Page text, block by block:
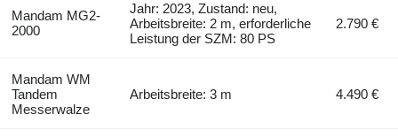
Mandam MG2-
2000
Jahr: 2023, Zustand: neu,
Arbeitsbreite: 2 m, erforderliche
Leistung der SZM: 80 PS
2.790 €
Mandam WM
Tandem
Messerwalze
Arbeitsbreite: 3 m 4.490 €